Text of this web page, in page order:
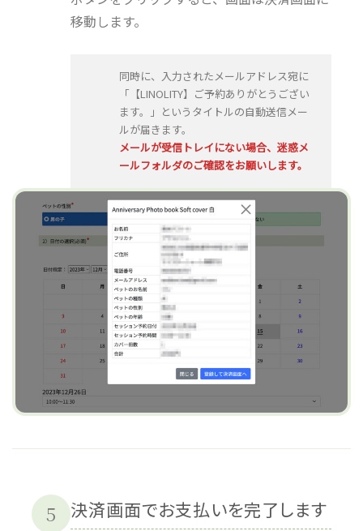
移動します。
同時に、入力されたメールアドレス宛に
「【LINOLITY】ご予約ありがとうござい
ます。」というタイトルの自動送信メー
ルが届きます。
メールが受信トレイにない場合、迷惑メ
ールフォルダのご確認をお願いします。
5 決済画面でお支払いを完了します